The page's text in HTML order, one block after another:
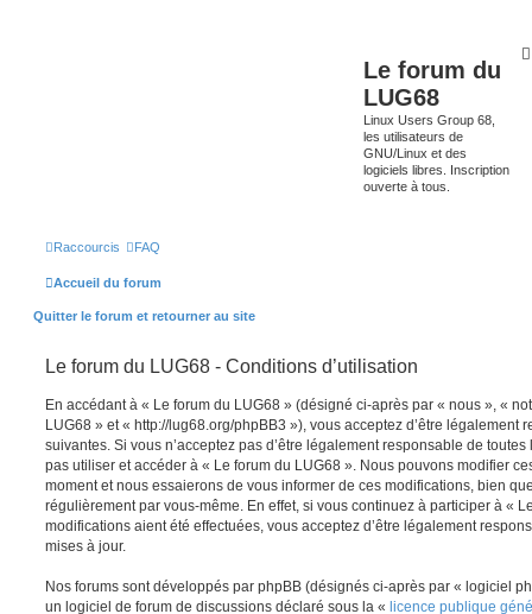
Le forum du
LUG68
Linux Users Group 68,
les utilisateurs de
GNU/Linux et des
logiciels libres. Inscription
ouverte à tous.
Raccourcis FAQ
Accueil du forum
Quitter le forum et retourner au site
Le forum du LUG68 - Conditions d’utilisation
En accédant à « Le forum du LUG68 » (désigné ci-après par « nous », «
LUG68 » et « http://lug68.org/phpBB3 »), vous acceptez d’être légalement
suivantes. Si vous n’acceptez pas d’être légalement responsable de
pas utiliser et accéder à « Le forum du LUG68 ». Nous pouvons modifier
moment et nous essaierons de vous informer de ces modifications, bien
régulièrement par vous-même. En effet, si vous continuez à participer à «
modifications aient été effectuées, vous acceptez d’être légalement
mises à jour.
Nos forums sont développés par phpBB (désignés ci-après par « logiciel
un logiciel de forum de discussions déclaré sous la « licence publique